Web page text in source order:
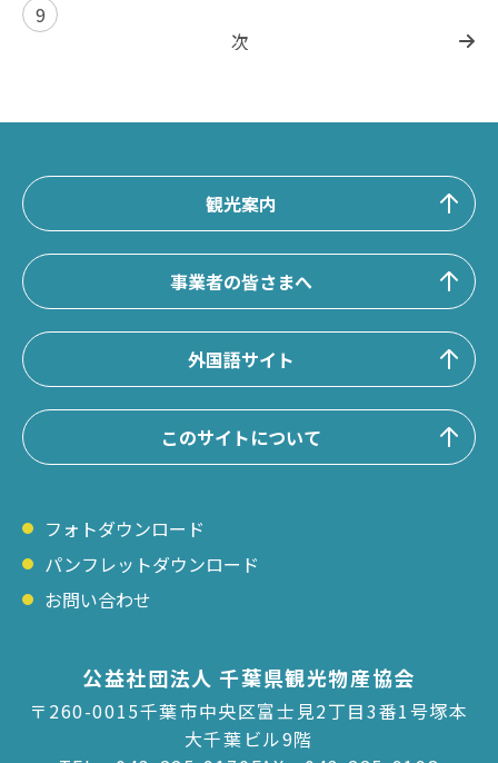
9
次
観光案内
事業者の皆さまへ
外国語サイト
このサイトについて
フォトダウンロード
パンフレットダウンロード
お問い合わせ
公益社団法人 千葉県観光物産協会
〒260-0015千葉市中央区富士見2丁目3番1号塚本
大千葉ビル9階